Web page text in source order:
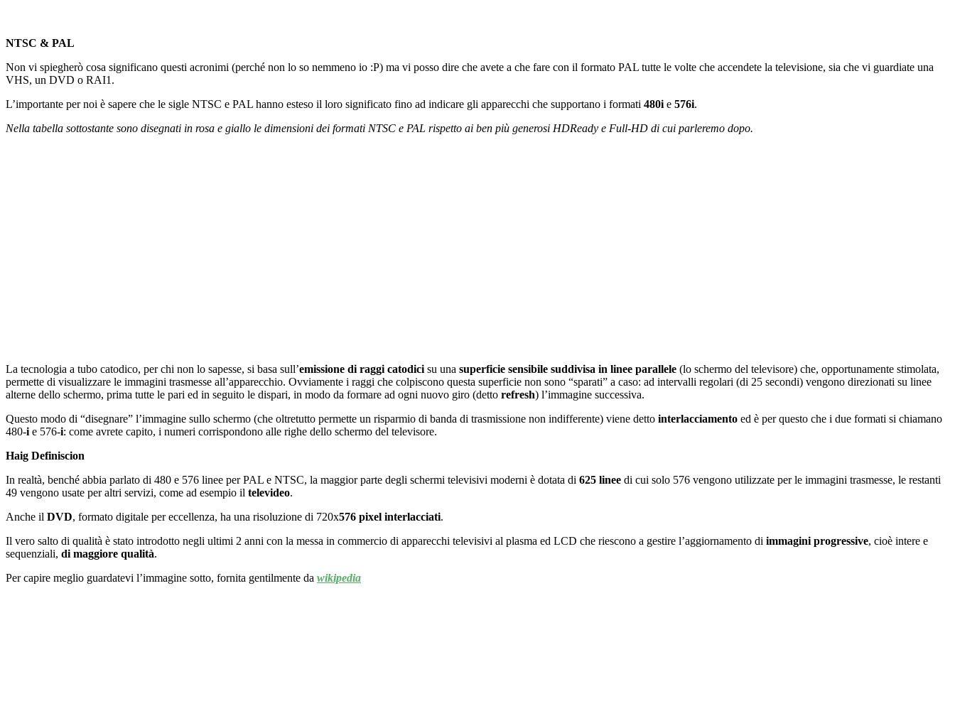
NTSC & PAL
Non vi spiegherò cosa significano questi acronimi (perché non lo so nemmeno io :P) ma vi posso dire che avete a che fare con il formato PAL tutte le volte che accendete la televisione, sia che vi guardiate una
VHS, un DVD o RAI1.
L’importante per noi è sapere che le sigle NTSC e PAL hanno esteso il loro significato fino ad indicare gli apparecchi che supportano i formati 480i e 576i.
Nella tabella sottostante sono disegnati in rosa e giallo le dimensioni dei formati NTSC e PAL rispetto ai ben più generosi HDReady e Full-HD di cui parleremo dopo.
La tecnologia a tubo catodico, per chi non lo sapesse, si basa sull’emissione di raggi catodici su una superficie sensibile suddivisa in linee parallele (lo schermo del televisore) che, opportunamente stimolata,
permette di visualizzare le immagini trasmesse all’apparecchio. Ovviamente i raggi che colpiscono questa superficie non sono “sparati” a caso: ad intervalli regolari (di 25 secondi) vengono direzionati su linee
alterne dello schermo, prima tutte le pari ed in seguito le dispari, in modo da formare ad ogni nuovo giro (detto refresh) l’immagine successiva.
Questo modo di “disegnare” l’immagine sullo schermo (che oltretutto permette un risparmio di banda di trasmissione non indifferente) viene detto interlacciamento ed è per questo che i due formati si chiamano
480-i e 576-i: come avrete capito, i numeri corrispondono alle righe dello schermo del televisore.
Haig Definiscion
In realtà, benché abbia parlato di 480 e 576 linee per PAL e NTSC, la maggior parte degli schermi televisivi moderni è dotata di 625 linee di cui solo 576 vengono utilizzate per le immagini trasmesse, le restanti
49 vengono usate per altri servizi, come ad esempio il televideo.
Anche il DVD, formato digitale per eccellenza, ha una risoluzione di 720x576 pixel interlacciati.
Il vero salto di qualità è stato introdotto negli ultimi 2 anni con la messa in commercio di apparecchi televisivi al plasma ed LCD che riescono a gestire l’aggiornamento di immagini progressive, cioè intere e
sequenziali, di maggiore qualità.
Per capire meglio guardatevi l’immagine sotto, fornita gentilmente da wikipedia